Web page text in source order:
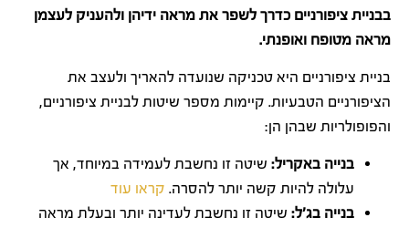
בבניית ציפורניים כדרך לשפר את מראה ידיהן ולהעניק לעצמן
מראה מטופח ואופנתי.
בניית ציפורניים היא טכניקה שנועדה להאריך ולעצב את
הציפורניים הטבעיות. קיימות מספר שיטות לבניית ציפורניים,
והפופולריות שבהן הן:
בנייה באקריל: שיטה זו נחשבת לעמידה במיוחד, אך
עלולה להיות קשה יותר להסרה. קראו עוד
בנייה בג'ל: שיטה זו נחשבת לעדינה יותר ובעלת מראה